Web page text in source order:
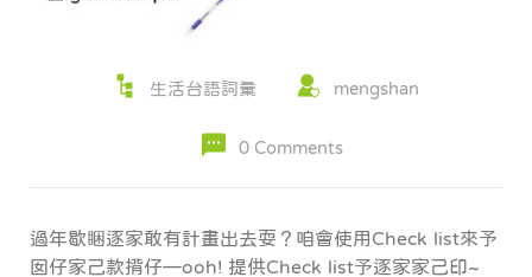
生活台語詞彙 mengshan
0 Comments
過年歇睏逐家敢有計畫出去耍？咱會使用Check list來予
囡仔家己款揹仔—ooh! 提供Check list予逐家家己印~